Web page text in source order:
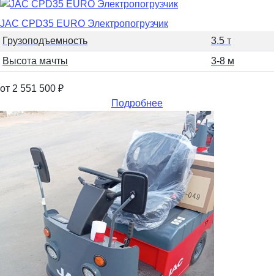
JAC CPD35 EURO Электропогрузчик
Грузоподъемность
3.5 т
Высота мачты
3-8 м
от 2 551 500 ₽
Подробнее